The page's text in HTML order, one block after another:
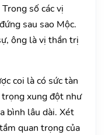
số các vị
sau sao Mộc.
ông là vị thần trị
coi là có sức tàn
xung đột như
bình lâu dài. Xét
quan trọng của